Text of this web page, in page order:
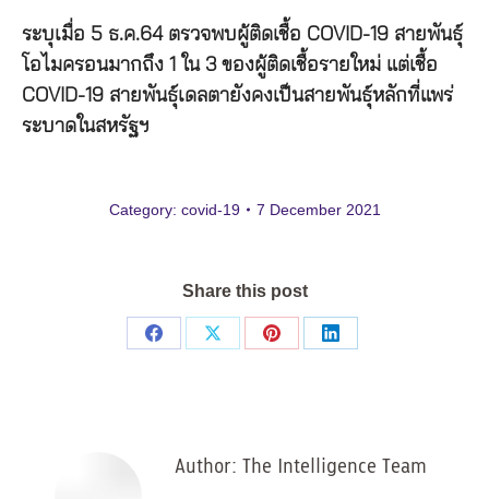
ระบุเมื่อ 5 ธ.ค.64 ตรวจพบผู้ติดเชื้อ COVID-19 สายพันธุ์
โอไมครอนมากถึง 1 ใน 3 ของผู้ติดเชื้อรายใหม่ แต่เชื้อ
COVID-19 สายพันธุ์เดลตายังคงเป็นสายพันธุ์หลักที่แพร่
ระบาดในสหรัฐฯ
Category: covid-19 7 December 2021
Share this post
Share
Share
Share
Share
Author: The Intelligence Team